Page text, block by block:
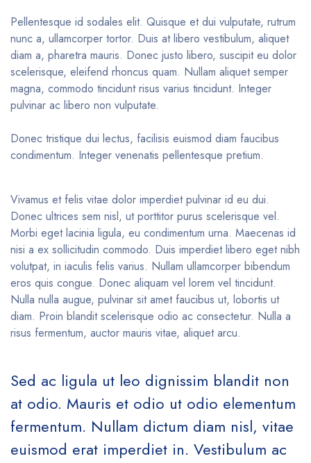
Pellentesque id sodales elit. Quisque et dui vulputate, rutrum
nunc a, ullamcorper tortor. Duis at libero vestibulum, aliquet
diam a, pharetra mauris. Donec justo libero, suscipit eu dolor
scelerisque, eleifend rhoncus quam. Nullam aliquet semper
magna, commodo tincidunt risus varius tincidunt. Integer
pulvinar ac libero non vulputate.
Donec tristique dui lectus, facilisis euismod diam faucibus
condimentum. Integer venenatis pellentesque pretium.
Vivamus et felis vitae dolor imperdiet pulvinar id eu dui.
Donec ultrices sem nisl, ut porttitor purus scelerisque vel.
Morbi eget lacinia ligula, eu condimentum urna. Maecenas id
nisi a ex sollicitudin commodo. Duis imperdiet libero eget nibh
volutpat, in iaculis felis varius. Nullam ullamcorper bibendum
eros quis congue. Donec aliquam vel lorem vel tincidunt.
Nulla nulla augue, pulvinar sit amet faucibus ut, lobortis ut
diam. Proin blandit scelerisque odio ac consectetur. Nulla a
risus fermentum, auctor mauris vitae, aliquet arcu.
Sed ac ligula ut leo dignissim blandit non
at odio. Mauris et odio ut odio elementum
fermentum. Nullam dictum diam nisl, vitae
euismod erat imperdiet in. Vestibulum ac